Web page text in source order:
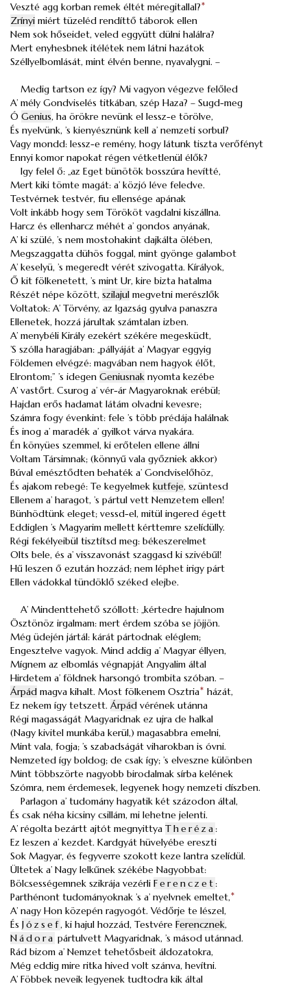
Veszté agg korban remek éltét méregitallal?*
Zrínyi miért tüzeléd rendíttő táborok ellen
Nem sok hőseidet, veled eggyütt dülni halálra?
Mert enyhesbnek itélétek nem látni hazátok
Széllyelbomlását, mint élvén benne, nyavalygni. –
Medig tartson ez így? Mi vagyon végezve felőled
A’ mély Gondviselés titkában, szép Haza? – Sugd-meg
Ó Genius, ha örökre nevünk el lessz-e törölve,
És nyelvünk, ’s kienyésznünk kell a’ nemzeti sorbul?
Vagy mondd: lessz-e remény, hogy látunk tiszta verőfényt
Ennyi komor napokat régen vétketlenül élők?
Igy felel ő: „az Eget bünötök bosszúra hevítté,
Mert kiki tömte magát: a’ közjó léve feledve.
Testvérnek testvér, fiu ellensége apának
Volt inkább hogy sem Törököt vagdalni kiszállna.
Harcz és ellenharcz méhét a’ gondos anyának,
A’ ki szülé, ’s nem mostohakint dajkálta ölében,
Megszaggatta dühös foggal, mint gyönge galambot
A’ keselyü, ’s megeredt vérét szivogatta. Kírályok,
Ő kit fölkenetett, ’s mint Ur, kire bizta hatalma
Részét népe között, szilajul megvetni merészlők
Voltatok: A’ Törvény, az Igazság gyulva panaszra
Ellenetek, hozzá járultak számtalan izben.
A’ menybéli Király ezekért székére megesküdt,
’S szólla haragjában: „pállyáját a’ Magyar eggyig
Földemen elvégzé: magvában nem hagyok élőt,
Elrontom;” ’s idegen Geniusnak nyomta kezébe
A’ vastőrt. Csurog a’ vér-ár Magyaroknak erébül;
Hajdan erős hadamat látám olvadni kevesre;
Számra fogy évenkint: fele ’s több prédája halálnak
És inog a’ maradék a’ gyilkot várva nyakára.
Én könyües szemmel, ki erőtelen ellene állni
Voltam Társimnak; (könnyű vala győzniek akkor)
Búval emésztődten behaték a’ Gondviselőhöz,
És ajakom rebegé: Te kegyelmek kutfeje, szüntesd
Ellenem a’ haragot, ’s pártul vett Nemzetem ellen!
Bünhödtünk eleget; vessd-el, mitül ingered égett
Eddiglen ’s Magyarim mellett kérttemre szelídülly.
Régi fekélyeibül tisztítsd meg: békeszerelmet
Olts bele, és a’ visszavonást szaggasd ki szivébűl!
Hű leszen ő ezután hozzád; nem léphet irigy párt
Ellen vádokkal tündöklő széked elejbe.
A’ Mindenttehető szóllott: „kértedre hajulnom
Ösztönöz irgalmam: mert érdem szóba se jöjjön.
Még üdején jártál: kárát pártodnak eléglem;
Engesztelve vagyok. Mind addig a’ Magyar éllyen,
Mígnem az elbomlás végnapját Angyalim által
Hirdetem a’ földnek harsongó trombita szóban. –
Árpád magva kihalt. Most fölkenem Osztria* házát,
Ez nekem így tetszett. Árpád vérének utánna
Régi magasságát Magyaridnak ez ujra de halkal
(Nagy kivitel munkába kerül,) magasabbra emelni,
Mint vala, fogja; ’s szabadságát viharokban is óvni.
Nemzeted így boldog; de csak így; ’s elveszne különben
Mint többszörte nagyobb birodalmak sírba kelének
Szómra, nem érdemesek, legyenek hogy nemzeti díszben.
Parlagon a’ tudomány hagyatik két százodon által,
És csak néha kicsiny csillám, mi lehetne jelenti.
A’ régolta bezártt ajtót megnyittya Theréza :
Ez leszen a’ kezdet. Kardgyát hüvelyébe ereszti
Sok Magyar, és fegyverre szokott keze lantra szelídül.
Ültetek a’ Nagy lelkűnek székébe Nagyobbat:
Bölcsességemnek szikrája vezérli Ferenczet :
Parthénont tudományoknak ’s a’ nyelvnek emeltet,*
A’ nagy Hon közepén ragyogót. Védőrje te lészel,
És József, ki hajul hozzád, Testvére Ferencznek,
Nádora pártulvett Magyaridnak, ’s másod utánnad.
Rád bizom a’ Nemzet tehetősbeit áldozatokra,
Még eddig mire ritka hived volt szánva, hevítni.
A’ Föbbek neveik legyenek tudtodra kik által